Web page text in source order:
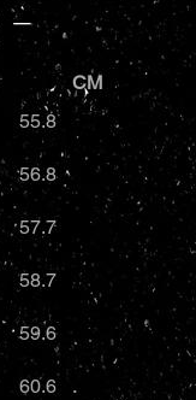
CM
55.8
56.8
57.7
58.7
59.6
60.6